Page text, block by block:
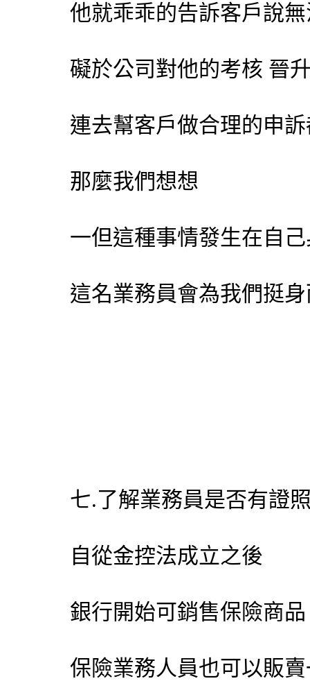
他就乖乖的告訴客戶說
礙於公司對他的考核 晉
連去幫客戶做合理的申
那麼我們想想
一但這種事情發生在自
這名業務員會為我們挺
七.了解業務員是否有證
自從金控法成立之後
銀行開始可銷售保險商品
保險業務人員也可以販